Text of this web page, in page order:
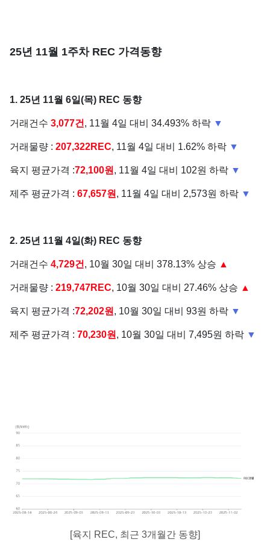
25년 11월 1주차 REC 가격동향
1. 25년 11월 6일(목) REC 동향
거래건수 3,077건 , 11월 4일 대비 34.493% 하락 ▼
거래물량 : 207,322REC, 11월 4일 대비 1.62% 하락 ▼
육지 평균가격 :72,100원 , 11월 4일 대비 102원 하락 ▼
제주 평균가격 : 67,657원 , 11월 4일 대비 2,573원 하락 ▼
2. 25년 11월 4일(화) REC 동향
거래건수 4,729건 , 10월 30일 대비 378.13% 상승 ▲
거래물량 : 219,747REC, 10월 30일 대비 27.46% 상승 ▲
육지 평균가격 :72,202원 , 10월 30일 대비 93원 하락 ▼
제주 평균가격 : 70,230원 , 10월 30일 대비 7,495원 하락 ▼
[육지 REC, 최근 3개월간 동향]